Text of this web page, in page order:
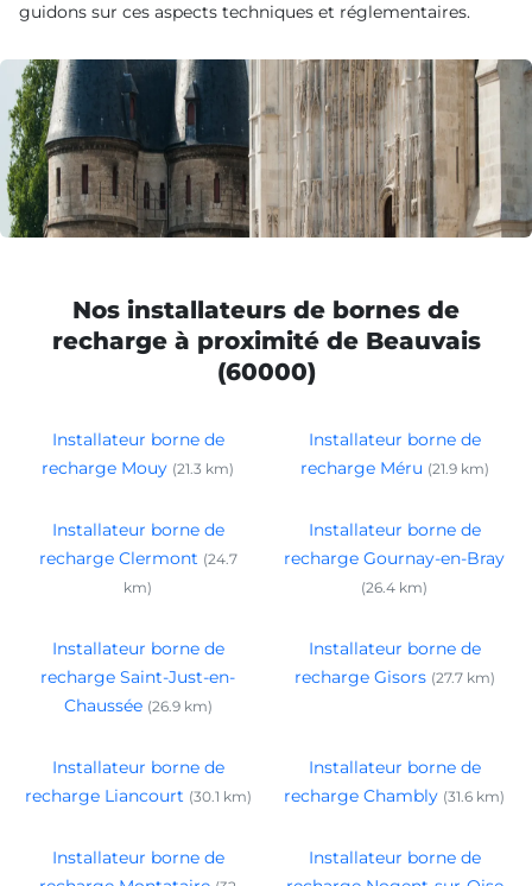
guidons sur ces aspects techniques et réglementaires.
Nos installateurs de bornes de
recharge à proximité de Beauvais
(60000)
Installateur borne de
recharge Mouy (21.3 km)
Installateur borne de
recharge Méru (21.9 km)
Installateur borne de
recharge Clermont (24.7
km)
Installateur borne de
recharge Gournay-en-Bray
(26.4 km)
Installateur borne de
recharge Saint-Just-en-
Chaussée (26.9 km)
Installateur borne de
recharge Gisors (27.7 km)
Installateur borne de
recharge Liancourt (30.1 km)
Installateur borne de
recharge Chambly (31.6 km)
Installateur borne de
Installateur borne de